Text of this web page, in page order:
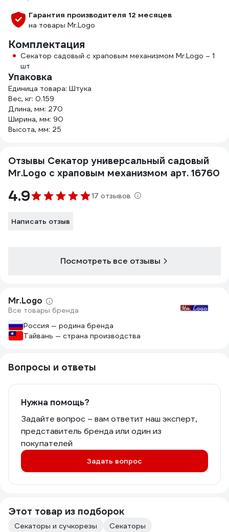
Гарантия производителя 12 месяцев
на товары Mr.Logo
Комплектация
Секатор садовый с храповым механизмом Mr.Logo – 1
шт
Упаковка
Единица товара: Штука
Вес, кг: 0.159
Длина, мм: 270
Ширина, мм: 90
Высота, мм: 25
Отзывы Секатор универсальный садовый
Mr.Logo с храповым механизмом арт. 16760
4.9 17 отзывов
Написать отзыв
Посмотреть все отзывы
Mr.Logo
Все товары бренда
Россия — родина бренда
Тайвань — страна производства
Вопросы и ответы
Нужна помощь?
Задайте вопрос – вам ответит наш эксперт,
представитель бренда или один из
покупателей
Задать вопрос
Этот товар из подборок
Секаторы и сучкорезы
Секаторы